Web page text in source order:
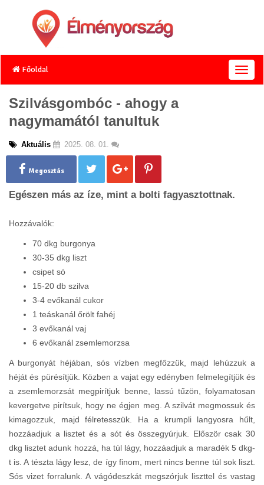
Főoldal
T
o
Szilvásgombóc - ahogy a
nagymamától tanultuk
Aktuális 2025. 08. 01.
Megosztás
Egészen más az íze, mint a bolti fagyasztottnak.
Hozzávalók:
70 dkg burgonya
30-35 dkg liszt
csipet só
15-20 db szilva
3-4 evőkanál cukor
1 teáskanál őrölt fahéj
3 evőkanál vaj
6 evőkanál zsemlemorzsa
A burgonyát héjában, sós vízben megfőzzük, majd lehúzzuk a
héját és pürésítjük. Közben a vajat egy edényben felmelegítjük és
a zsemlemorzsát megpirítjuk benne, lassú tűzön, folyamatosan
kevergetve pirítsuk, hogy ne égjen meg. A szilvát megmossuk és
kimagozzuk, majd félretesszük. Ha a krumpli langyosra hűlt,
hozzáadjuk a lisztet és a sót és összegyúrjuk. Először csak 30
dkg lisztet adunk hozzá, ha túl lágy, hozzáadjuk a maradék 5 dkg-
t is. A tészta lágy lesz, de így finom, mert nincs benne túl sok liszt.
Sós vizet forralunk. A vágódeszkát megszórjuk liszttel és vastag